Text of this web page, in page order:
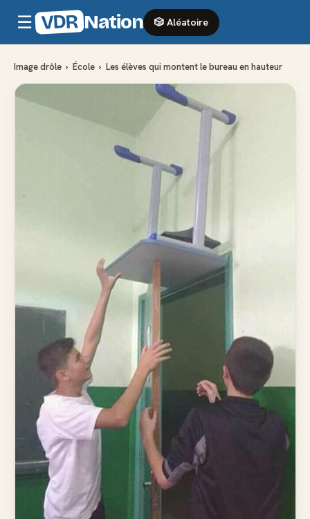
☰ VDR Nation 🎲 Aléatoire
Image drôle › École › Les élèves qui montent le bureau en hauteur